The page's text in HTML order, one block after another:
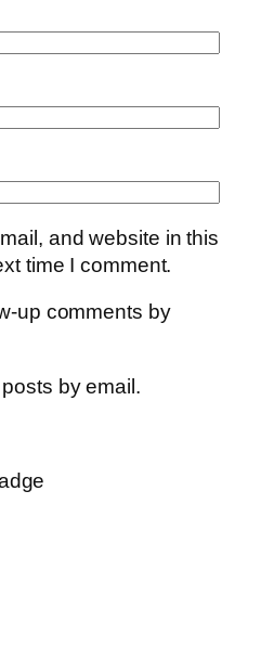
and website in this
time I comment.
up comments by
by email.